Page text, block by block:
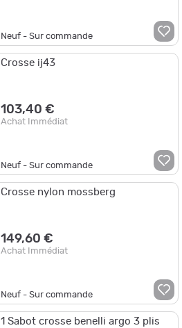
Neuf - Sur commande
Crosse ij43
103,40 €
Achat Immédiat
Neuf - Sur commande
Crosse nylon mossberg
149,60 €
Achat Immédiat
Neuf - Sur commande
1 Sabot crosse benelli argo 3 plis